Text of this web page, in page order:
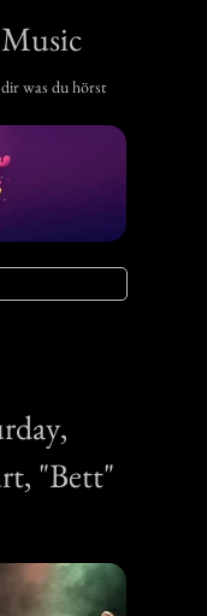
dir was du hörst
"Bett"